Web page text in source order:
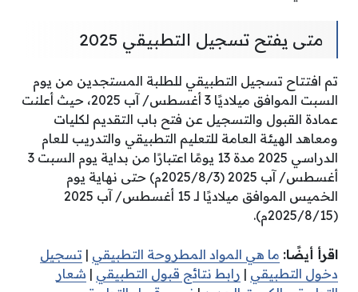
متى يفتح تسجيل التطبيقي 2025
تم افتتاح تسجيل التطبيقي للطلبة المستجدين من يوم
السبت الموافق ميلاديًا 3 أغسطس/ آب 2025، حيث أعلنت
عمادة القبول والتسجيل عن فتح باب التقديم لكليات
ومعاهد الهيئة العامة للتعليم التطبيقي والتدريب للعام
الدراسي 2025 مدة 13 يومًا اعتبارًا من بداية يوم السبت 3
أغسطس/ آب 2025 (2025/8/3م) حتى نهاية يوم
الخميس الموافق ميلاديًا لـ 15 أغسطس/ آب 2025
(2025/8/15م).
اقرأ أيضًا: ما هي المواد المطروحة التطبيقي | تسجيل
دخول التطبيقي | رابط نتائج قبول التطبيقي | شعار